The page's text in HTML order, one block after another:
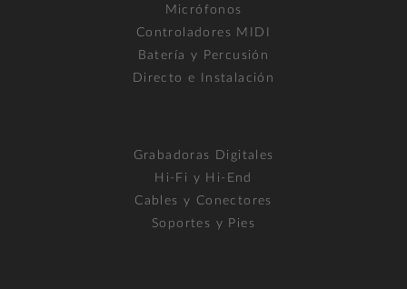
Micrófonos
Controladores MIDI
Batería y Percusión
Directo e Instalación
Grabadoras Digitales
Hi-Fi y Hi-End
Cables y Conectores
Soportes y Pies